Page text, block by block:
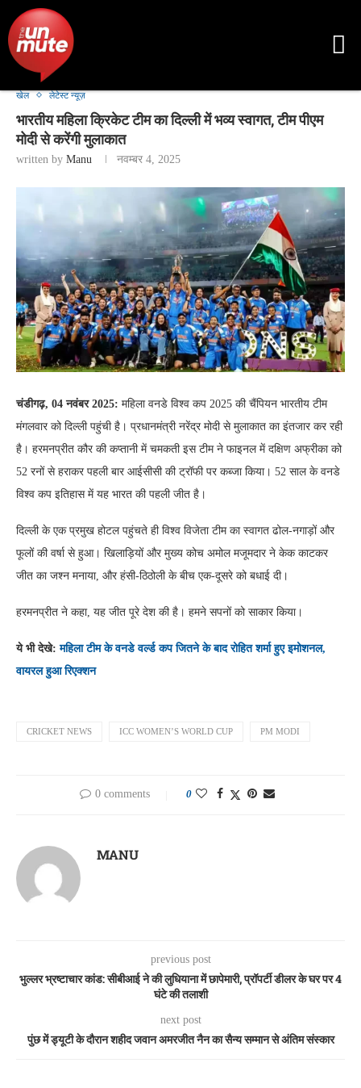
खेल लेटेस्ट न्यूज़
भारतीय महिला क्रिकेट टीम का दिल्ली में भव्य स्वागत, टीम पीएम
मोदी से करेंगी मुलाकात
written by Manu नवम्बर 4, 2025
चंडीगढ़, 04 नवंबर 2025: महिला वनडे विश्व कप 2025 की चैंपियन भारतीय टीम
मंगलवार को दिल्ली पहुंची है। प्रधानमंत्री नरेंद्र मोदी से मुलाकात का इंतजार कर रही
है। हरमनप्रीत कौर की कप्तानी में चमकती इस टीम ने फाइनल में दक्षिण अफ्रीका को
52 रनों से हराकर पहली बार आईसीसी की ट्रॉफी पर कब्जा किया। 52 साल के वनडे
विश्व कप इतिहास में यह भारत की पहली जीत है।
दिल्ली के एक प्रमुख होटल पहुंचते ही विश्व विजेता टीम का स्वागत ढोल-नगाड़ों और
फूलों की वर्षा से हुआ। खिलाड़ियों और मुख्य कोच अमोल मजूमदार ने केक काटकर
जीत का जश्न मनाया, और हंसी-ठिठोली के बीच एक-दूसरे को बधाई दी।
हरमनप्रीत ने कहा, यह जीत पूरे देश की है। हमने सपनों को साकार किया।
ये भी देखे:महिला टीम के वनडे वर्ल्ड कप जितने के बाद रोहित शर्मा हुए इमोशनल,
वायरल हुआ रिएक्शन
CRICKET NEWS ICC WOMEN’S WORLD CUP PM MODI
0 comments 0
MANU
previous post
भुल्लर भ्रष्टाचार कांड: सीबीआई ने की लुधियाना में छापेमारी, प्रॉपर्टी डीलर के घर पर 4
घंटे की तलाशी
next post
पुंछ में ड्यूटी के दौरान शहीद जवान अमरजीत नैन का सैन्य सम्मान से अंतिम संस्कार